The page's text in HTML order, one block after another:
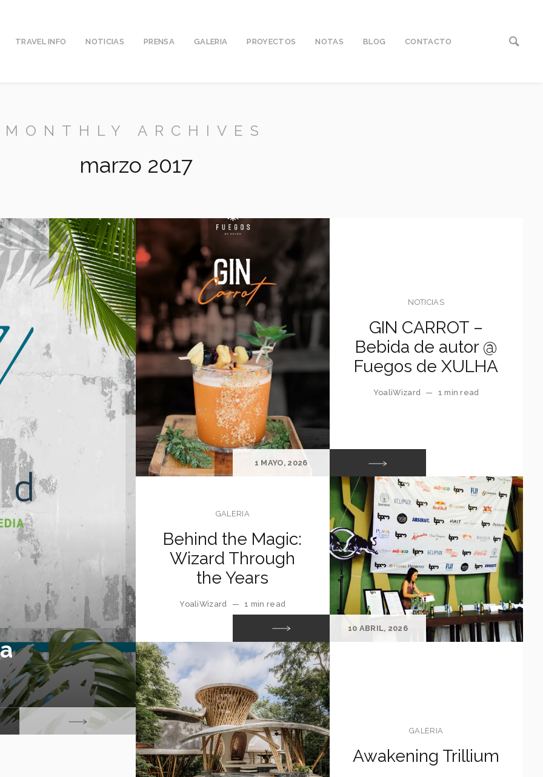
TRAVEL INFO NOTICIAS PRENSA GALERIA PROYECTOS NOTAS BLOG CONTACTO
MONTHLY ARCHIVES
marzo 2017
NOTICIAS
GIN CARROT –
Bebida de autor @
Fuegos de XULHA
YoaliWizard — 1 min read
1 MAYO, 2026
GALERIA
Behind the Magic:
Wizard Through
the Years
YoaliWizard — 1 min read
10 ABRIL, 2026
GALERIA
Awakening Trillium